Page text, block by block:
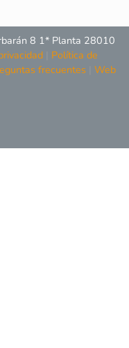
8 1* Planta 28010
Política de
frecuentes Web